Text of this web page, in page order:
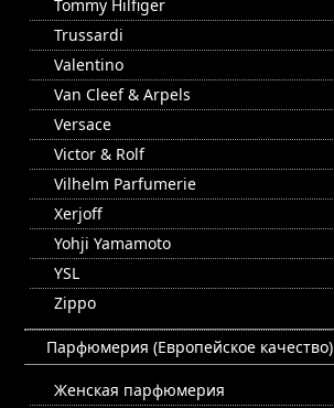
Tommy Hilfiger
Trussardi
Valentino
Van Cleef & Arpels
Versace
Victor & Rolf
Vilhelm Parfumerie
Xerjoff
Yohji Yamamoto
YSL
Zippo
Парфюмерия (Европейское качество)
Женская парфюмерия